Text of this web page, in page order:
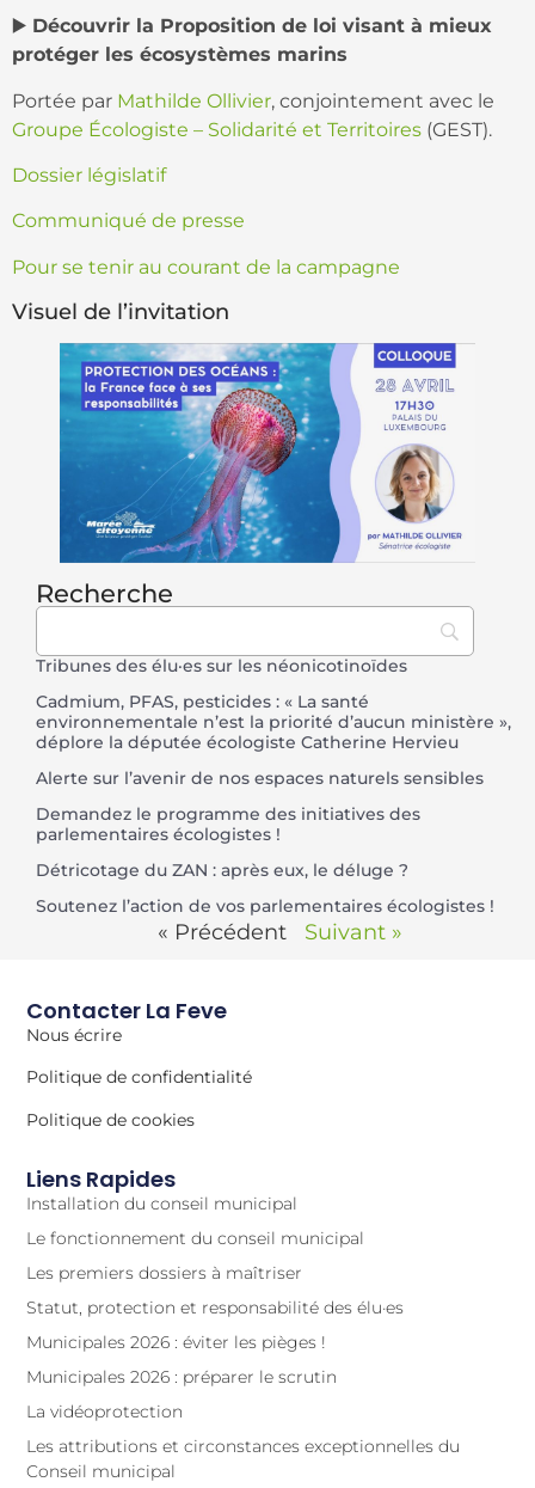
▶️ Découvrir la Proposition de loi visant à mieux
protéger les écosystèmes marins
Portée par Mathilde Ollivier, conjointement avec le
Groupe Écologiste – Solidarité et Territoires (GEST).
Dossier législatif
Communiqué de presse
Pour se tenir au courant de la campagne
Visuel de l’invitation
Recherche
Tribunes des élu·es sur les néonicotinoïdes
Cadmium, PFAS, pesticides : « La santé
environnementale n’est la priorité d’aucun ministère »,
déplore la députée écologiste Catherine Hervieu
Alerte sur l’avenir de nos espaces naturels sensibles
Demandez le programme des initiatives des
parlementaires écologistes !
Détricotage du ZAN : après eux, le déluge ?
Soutenez l’action de vos parlementaires écologistes !
« Précédent Suivant »
Liens Rapides
Installation du conseil municipal
Le fonctionnement du conseil municipal
Les premiers dossiers à maîtriser
Statut, protection et responsabilité des élu·es
Municipales 2026 : éviter les pièges !
Municipales 2026 : préparer le scrutin
La vidéoprotection
Les attributions et circonstances exceptionnelles du
Conseil municipal
Contacter La Feve
Nous écrire
Politique de confidentialité
Politique de cookies